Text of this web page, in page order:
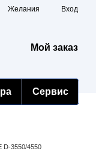
Желания Вход
Мой заказ
Сервис
D-3550/4550